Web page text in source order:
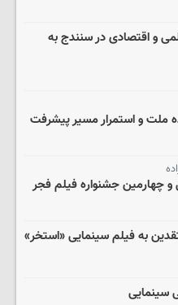
و اقتصادی در سنندج به
و چهارمین جشنواره فیلم فجر
به فیلم سینمایی «استخر»
سینمایی